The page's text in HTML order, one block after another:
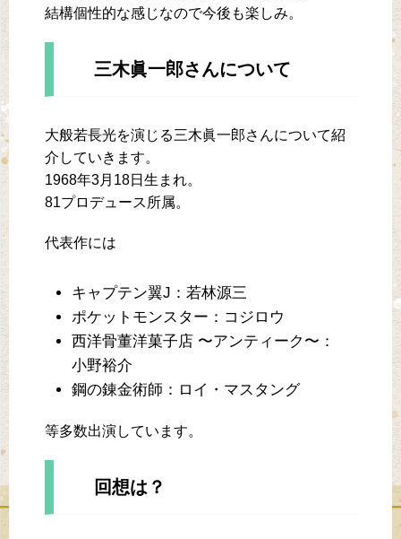
結構個性的な感じなので今後も楽しみ。
三木眞一郎さんについて
大般若長光を演じる三木眞一郎さんについて紹
介していきます。
1968年3月18日生まれ。
81プロデュース所属。
代表作には
キャプテン翼J：若林源三
ポケットモンスター：コジロウ
西洋骨董洋菓子店 〜アンティーク〜：
小野裕介
鋼の錬金術師：ロイ・マスタング
等多数出演しています。
回想は？